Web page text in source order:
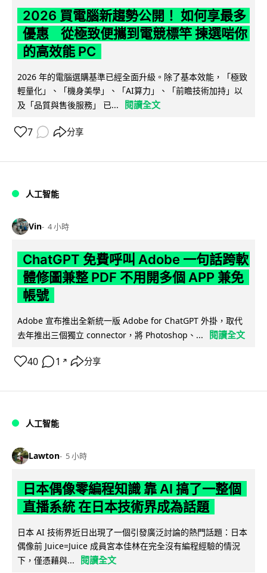
2026 買電腦新趨勢公開！ 如何享最多
優惠 從極致便攜到電競標竿 揀選啱你
的高效能 PC
2026 年的電腦選購基準已經全面升級。除了基本效能，「極致
輕量化」、「機身美學」、「AI算力」、「前瞻技術加持」以
及「品質與售後服務」 已...
閱讀全文
7 分享
人工智能
Vin 4 小時
ChatGPT 免費呼叫 Adobe 一句話跨軟
體修圖兼整 PDF 不用開多個 APP 兼免
帳號
Adobe 宣布推出全新統一版 Adobe for ChatGPT 外掛，取代
去年推出三個獨立 connector，將 Photoshop、...
閱讀全文
40 1 ↗ 分享
人工智能
Lawton 5 小時
日本偶像零編程知識 靠 AI 搞了一整個
直播系統 在日本技術界成為話題
日本 AI 技術界近日出現了一個引發廣泛討論的熱門話題：日本
偶像前 Juice=Juice 成員宮本佳林在完全沒有編程經驗的情況
下，僅憑藉與...
閱讀全文